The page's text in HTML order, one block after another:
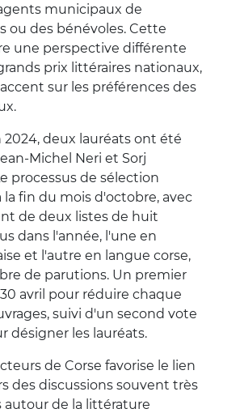
municipaux de
ou des bénévoles. Cette
une perspective différente
prix littéraires nationaux,
sur les préférences des
2024, deux lauréats ont été
Michel Neri et Sorj
processus de sélection
fin du mois d'octobre, avec
de deux listes de huit
dans l'année, l'une en
et l'autre en langue corse,
de parutions. Un premier
avril pour réduire chaque
suivi d'un second vote
désigner les lauréats.
de Corse favorise le lien
des discussions souvent très
autour de la littérature